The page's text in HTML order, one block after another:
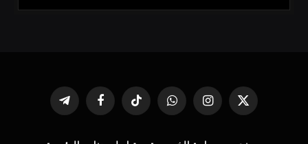
X
الانستغرامواتساب تيكتوك فيسبوك تيلقرام